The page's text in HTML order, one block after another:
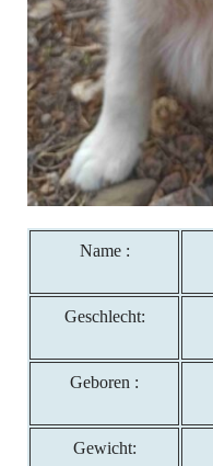
Name :
Geschlecht:
Geboren :
Gewicht: